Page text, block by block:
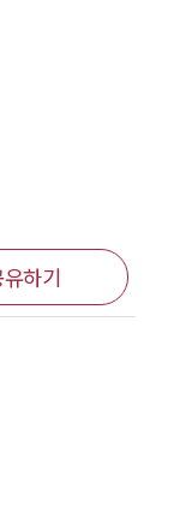
유하기